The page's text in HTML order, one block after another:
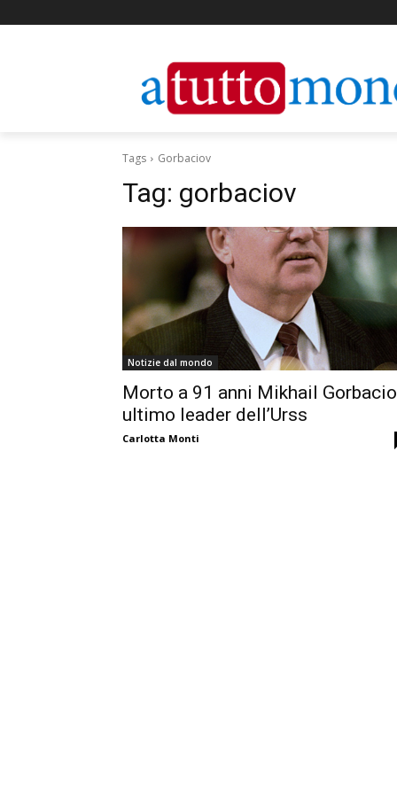
Tags Gorbaciov
Tag: gorbaciov
Notizie dal mondo
Morto a 91 anni Mikhail
ultimo leader dell’Urss
Carlotta Monti